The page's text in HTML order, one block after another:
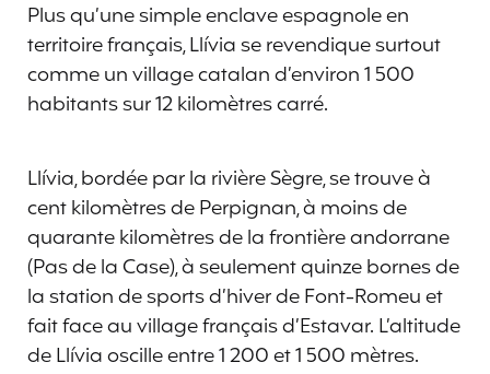
Plus qu’une simple enclave espagnole en
territoire français, Llívia se revendique surtout
comme un village catalan d’environ 1 500
habitants sur 12 kilomètres carré.
Llívia, bordée par la rivière Sègre, se trouve à
cent kilomètres de Perpignan, à moins de
quarante kilomètres de la frontière andorrane
(Pas de la Case), à seulement quinze bornes de
la station de sports d’hiver de Font-Romeu et
fait face au village français d’Estavar. L’altitude
de Llívia oscille entre 1 200 et 1 500 mètres.